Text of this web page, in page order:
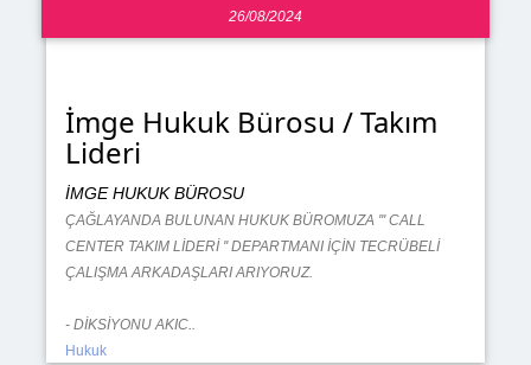
26/08/2024
İmge Hukuk Bürosu / Takım
Lideri
İMGE HUKUK BÜROSU
ÇAĞLAYANDA BULUNAN HUKUK BÜROMUZA ''' CALL
CENTER TAKIM LİDERİ '' DEPARTMANI İÇİN TECRÜBELİ
ÇALIŞMA ARKADAŞLARI ARIYORUZ.
- DİKSİYONU AKIC..
Hukuk